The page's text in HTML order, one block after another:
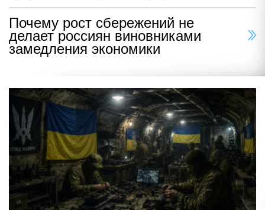
Почему рост сбережений не
делает россиян виновниками
замедления экономики